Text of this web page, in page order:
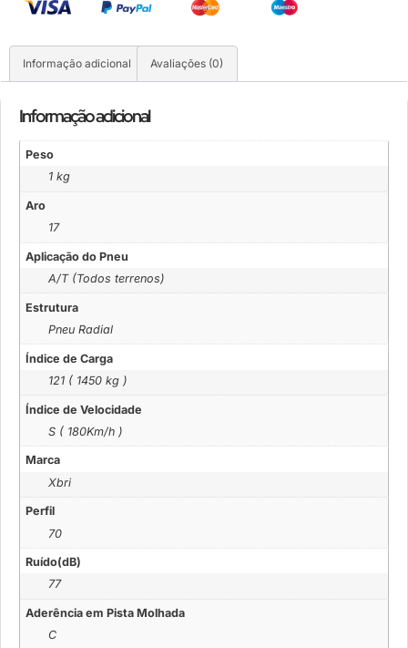
Informação adicional Avaliações (0)
Informação adicional
Peso
1 kg
Aro
17
Aplicação do Pneu
A/T (Todos terrenos)
Estrutura
Pneu Radial
Índice de Carga
121 ( 1450 kg )
Índice de Velocidade
S ( 180Km/h )
Marca
Xbri
Perfil
70
Ruído(dB)
77
Aderência em Pista Molhada
C